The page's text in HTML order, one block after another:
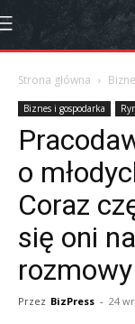
Strona główna
Biznes i gospodarka
o
Coraz
się oni
Przez BizPress - 24